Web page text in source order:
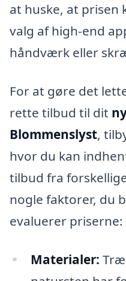
at huske, at prisen
valg af high-end
håndværk eller
For at gøre det
rette tilbud til dit
Blommenslyst,
hvor du kan
tilbud fra
nogle faktorer, du
evaluerer priserne:
Materialer: